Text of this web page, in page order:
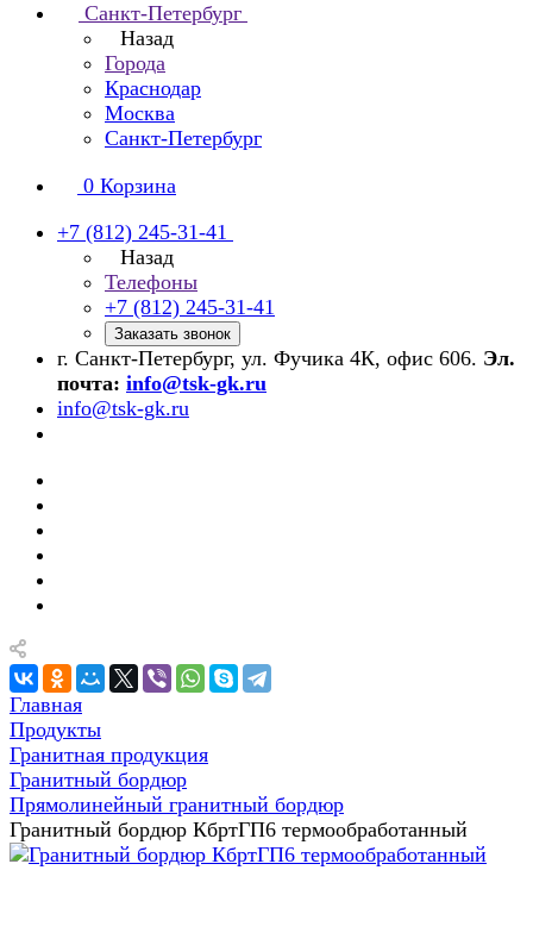
Санкт-Петербург
Назад
Города
Краснодар
Москва
Санкт-Петербург
0 Корзина
+7 (812) 245-31-41
Назад
Телефоны
+7 (812) 245-31-41
Заказать звонок
г. Санкт-Петербург, ул. Фучика 4К, офис 606. Эл.
почта: info@tsk-gk.ru
info@tsk-gk.ru
Главная
Продукты
Гранитная продукция
Гранитный бордюр
Прямолинейный гранитный бордюр
Гранитный бордюр КбртГП6 термообработанный